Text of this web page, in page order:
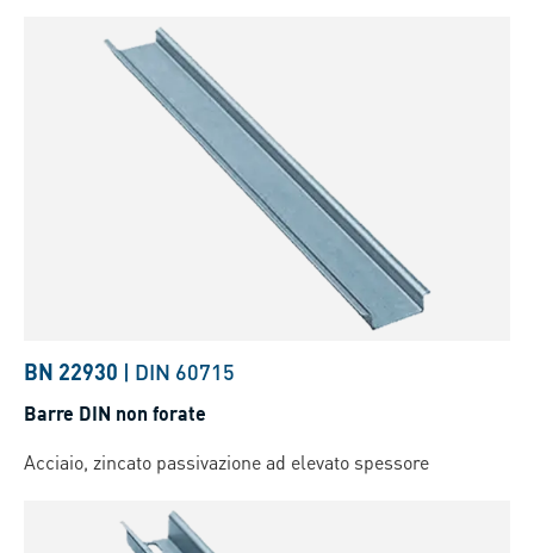
BN 22930 | DIN 60715
Barre DIN non forate
Acciaio, zincato passivazione ad elevato spessore